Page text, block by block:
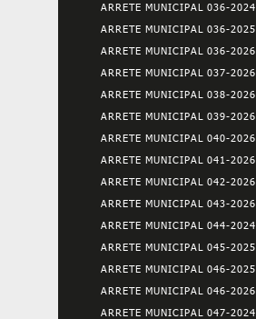
ARRETE MUNICIPAL 036-2024
ARRETE MUNICIPAL 036-2025
ARRETE MUNICIPAL 036-2026
ARRETE MUNICIPAL 037-2026
ARRETE MUNICIPAL 038-2026
ARRETE MUNICIPAL 039-2026
ARRETE MUNICIPAL 040-2026
ARRETE MUNICIPAL 041-2026
ARRETE MUNICIPAL 042-2026
ARRETE MUNICIPAL 043-2026
ARRETE MUNICIPAL 044-2024
ARRETE MUNICIPAL 045-2025
ARRETE MUNICIPAL 046-2025
ARRETE MUNICIPAL 046-2026
ARRETE MUNICIPAL 047-2024